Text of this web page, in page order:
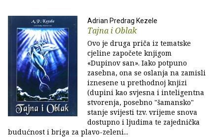
Adrian Predrag Kezele
Tajna i Oblak
Ovo je druga priča iz tematske
cjeline započete knjigom
«Dupinov san». Iako potpuno
zasebna, ona se oslanja na zamisli
iznesene u prethodnoj knjizi
(dupini kao svjesna i inteligentna
stvorenja, posebno "šamansko"
stanje svijesti tzv. vrijeme snova
dostupno i ljudima te zajednička
budućnost i briga za plavo-zeleni...